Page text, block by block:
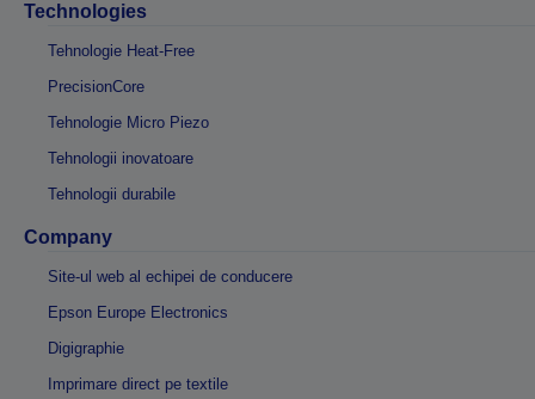
Technologies
Tehnologie Heat-Free
PrecisionCore
Tehnologie Micro Piezo
Tehnologii inovatoare
Tehnologii durabile
Company
Site-ul web al echipei de conducere
Epson Europe Electronics
Digigraphie
Imprimare direct pe textile